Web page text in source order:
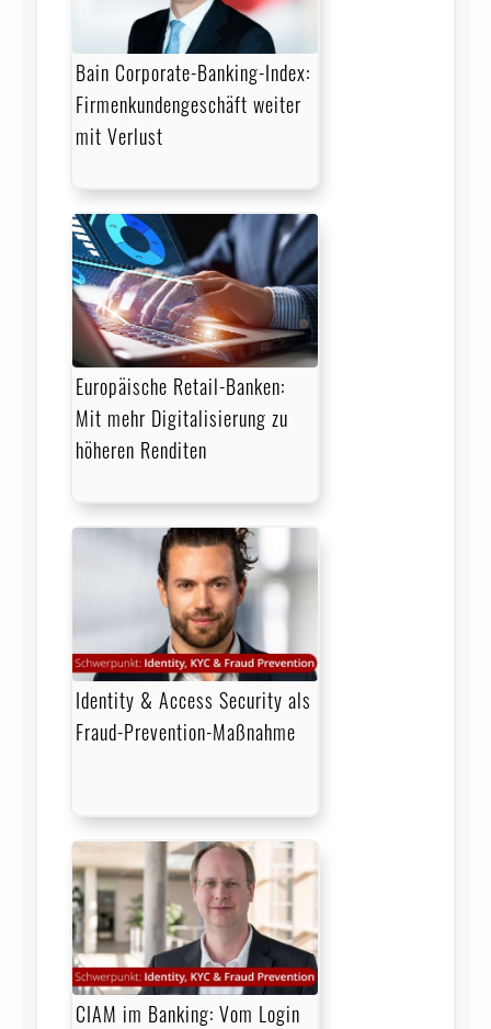
Bain Corporate-Banking-Index:
Firmenkundengeschäft weiter
mit Verlust
Europäische Retail-Banken:
Mit mehr Digitalisierung zu
höheren Renditen
Identity & Access Security als
Fraud-Prevention-Maßnahme
CIAM im Banking: Vom Login